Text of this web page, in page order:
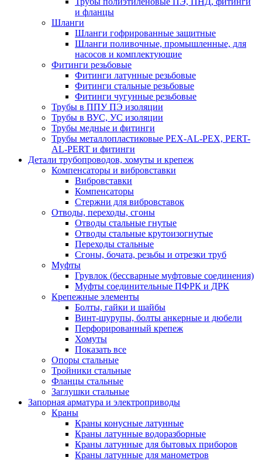
и фланцы
Шланги
Шланги гофрированные защитные
Шланги поливочные, промышленные, для
насосов и комплектующие
Фитинги резьбовые
Фитинги латунные резьбовые
Фитинги стальные резьбовые
Фитинги чугунные резьбовые
Трубы в ППУ ПЭ изоляции
Трубы в ВУС, УС изоляции
Трубы медные и фитинги
Трубы металлопластиковые PEX-AL-PEX, PERT-
AL-PERT и фитинги
Детали трубопроводов, хомуты и крепеж
Компенсаторы и вибровставки
Вибровставки
Компенсаторы
Стержни для вибровставок
Отводы, переходы, сгоны
Отводы стальные гнутые
Отводы стальные крутоизогнутые
Переходы стальные
Сгоны, бочата, резьбы и отрезки труб
Муфты
Грувлок (бессварные муфтовые соединения)
Муфты соединительные ПФРК и ДРК
Крепежные элементы
Болты, гайки и шайбы
Винт-шурупы, болты анкерные и дюбели
Перфорированный крепеж
Хомуты
Показать все
Опоры стальные
Тройники стальные
Фланцы стальные
Заглушки стальные
Запорная арматура и электроприводы
Краны
Краны конусные латунные
Краны латунные водоразборные
Краны латунные для бытовых приборов
Краны латунные для манометров